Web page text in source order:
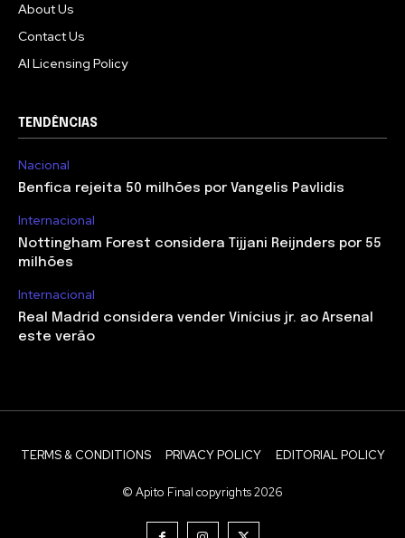
About Us
Contact Us
AI Licensing Policy
TENDÊNCIAS
Nacional
Benfica rejeita 50 milhões por Vangelis Pavlidis
Internacional
Nottingham Forest considera Tijjani Reijnders por 55
milhões
Internacional
Real Madrid considera vender Vinícius jr. ao Arsenal
este verão
TERMS & CONDITIONS PRIVACY POLICY EDITORIAL POLICY
© Apito Final copyrights 2026